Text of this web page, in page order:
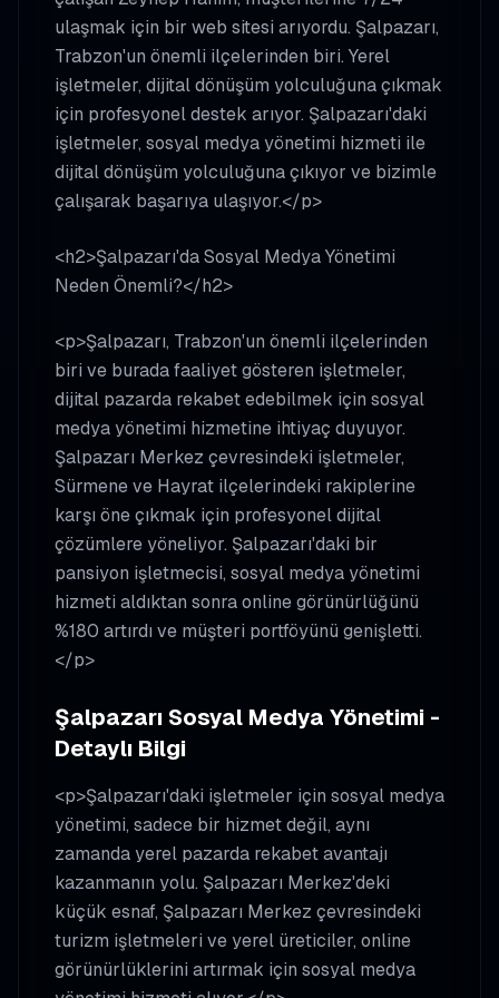
ulaşmak için bir web sitesi arıyordu. Şalpazarı,
Trabzon'un önemli ilçelerinden biri. Yerel
işletmeler, dijital dönüşüm yolculuğuna çıkmak
için profesyonel destek arıyor. Şalpazarı'daki
işletmeler, sosyal medya yönetimi hizmeti ile
dijital dönüşüm yolculuğuna çıkıyor ve bizimle
çalışarak başarıya ulaşıyor.</p>
<h2>Şalpazarı'da Sosyal Medya Yönetimi
Neden Önemli?</h2>
<p>Şalpazarı, Trabzon'un önemli ilçelerinden
biri ve burada faaliyet gösteren işletmeler,
dijital pazarda rekabet edebilmek için sosyal
medya yönetimi hizmetine ihtiyaç duyuyor.
Şalpazarı Merkez çevresindeki işletmeler,
Sürmene ve Hayrat ilçelerindeki rakiplerine
karşı öne çıkmak için profesyonel dijital
çözümlere yöneliyor. Şalpazarı'daki bir
pansiyon işletmecisi, sosyal medya yönetimi
hizmeti aldıktan sonra online görünürlüğünü
%180 artırdı ve müşteri portföyünü genişletti.
</p>
Şalpazarı Sosyal Medya Yönetimi -
Detaylı Bilgi
<p>Şalpazarı'daki işletmeler için sosyal medya
yönetimi, sadece bir hizmet değil, aynı
zamanda yerel pazarda rekabet avantajı
kazanmanın yolu. Şalpazarı Merkez'deki
küçük esnaf, Şalpazarı Merkez çevresindeki
turizm işletmeleri ve yerel üreticiler, online
görünürlüklerini artırmak için sosyal medya